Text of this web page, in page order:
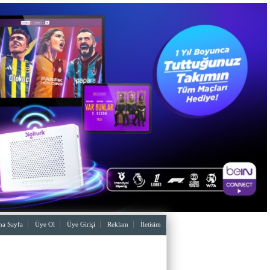
Sayfa Üye Ol Üye Girişi Reklam İletisim